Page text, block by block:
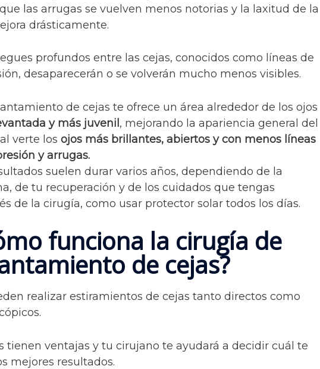
las arrugas se vuelven menos notorias y la laxitud de la
drásticamente.
profundos entre las cejas, conocidos como líneas de
desaparecerán o se volverán mucho menos visibles.
de cejas te ofrece un área alrededor de los ojos
y más juvenil , mejorando la apariencia general del
verte losojos más brillantes, abiertos y con menos líneas
y arrugas.
suelen durar varios años, dependiendo de la
de tu recuperación y de los cuidados que tengas
de la cirugía, como usar protector solar todos los días.
funciona la cirugía de
de cejas?
realizar estiramientos de cejas tanto directos como
tienen ventajas y tu cirujano te ayudará a decidir cuál te
mejores resultados.